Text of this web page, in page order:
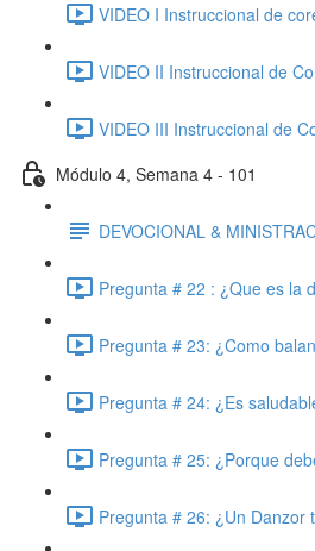
VIDEO I Instruccional de
VIDEO II Instruccional de
VIDEO III Instruccional de
Módulo 4, Semana 4 - 101
DEVOCIONAL &
Pregunta # 22 : ¿Que es la
Pregunta # 23: ¿Como
Pregunta # 24: ¿Es
Pregunta # 25: ¿Porque
Pregunta # 26: ¿Un Danzor